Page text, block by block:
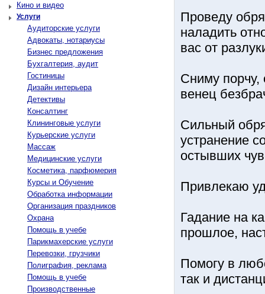
Кино и видео
Услуги
Аудиторские услуги
Адвокаты, нотариусы
Бизнес предложения
Бухгалтерия, аудит
Гостиницы
Дизайн интерьера
Детективы
Консалтинг
Клининговые услуги
Курьерские услуги
Массаж
Медицинские услуги
Косметика, парфюмерия
Курсы и Обучение
Обработка информации
Организация праздников
Охрана
Помощь в учебе
Парикмахерские услуги
Перевозки, грузчики
Полиграфия, реклама
Помощь в учебе
Производственные
Проведу
наладить
вас от
Сниму порчу,
венец
Сильный
устранение
остывших
Привлекаю
Гадание на
прошлое,
Помогу в
так и